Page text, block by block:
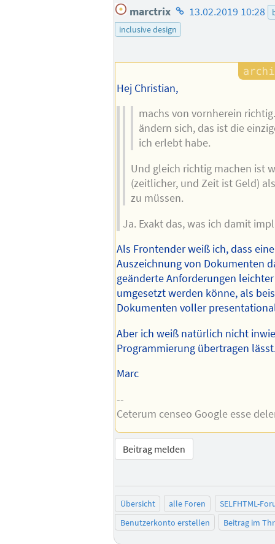
marctrix Homepage
des
13.02.2019 10:28
inclusive design
Hej Christian,
machs von vornherein
ändern sich, das ist die
ich erlebt habe.
Und gleich richtig machen ist
(zeitlicher, und Zeit ist Geld)
zu müssen.
Ja. Exakt das, was ich damit
Als Frontender weiß ich, dass
Auszeichnung von Dokumenten
geänderte Anforderungen
umgesetzt werden könne, als
Dokumenten voller
Aber ich weiß natürlich nicht
Programmierung übertragen
Marc
--
Ceterum censeo Google esse
Beitrag melden
Übersicht alle Foren
SELFHTML-
Benutzerkonto erstellen
Beitrag im